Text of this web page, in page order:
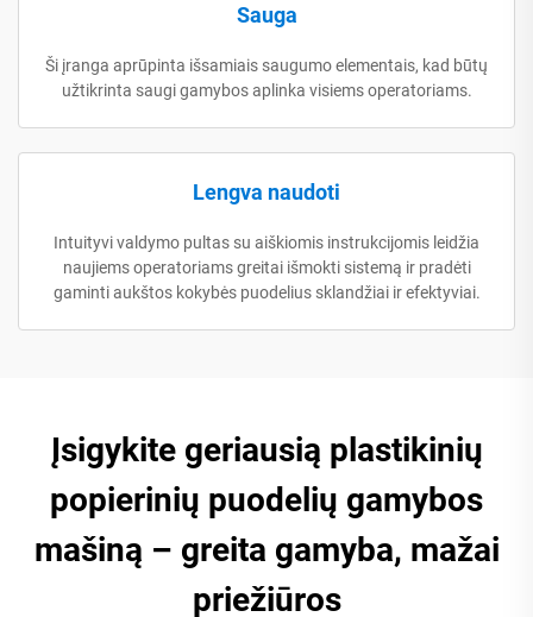
Sauga
Ši įranga aprūpinta išsamiais saugumo elementais, kad būtų
užtikrinta saugi gamybos aplinka visiems operatoriams.
Lengva naudoti
Intuityvi valdymo pultas su aiškiomis instrukcijomis leidžia
naujiems operatoriams greitai išmokti sistemą ir pradėti
gaminti aukštos kokybės puodelius sklandžiai ir efektyviai.
Įsigykite geriausią plastikinių
popierinių puodelių gamybos
mašiną – greita gamyba, mažai
priežiūros